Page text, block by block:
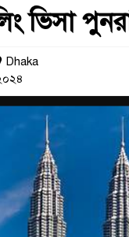
ভিসা
Dhaka